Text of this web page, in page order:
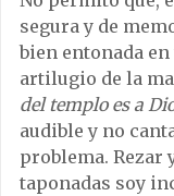
segura y de
bien entonada
artilugio de la
del templo es a
audible y no
problema. Rezar
taponadas soy